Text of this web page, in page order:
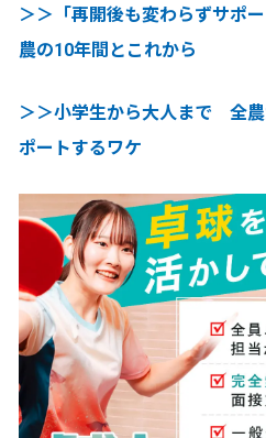
＞＞「再開後も変わらずサポ
農の10年間とこれから
＞＞小学生から大人まで 全
ポートするワケ